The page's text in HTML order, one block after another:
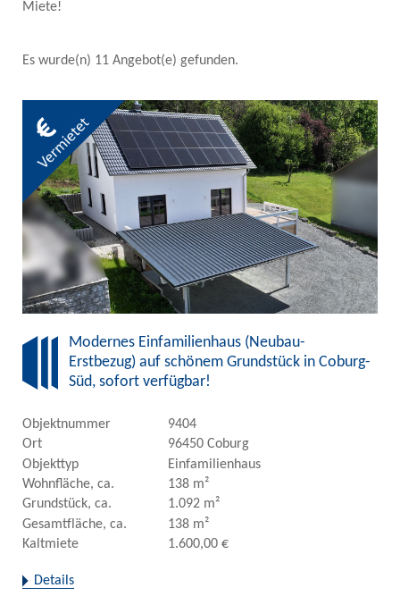
Miete!
Es wurde(n) 11 Angebot(e) gefunden.
Modernes Einfamilienhaus (Neubau-
Erstbezug) auf schönem Grundstück in Coburg-
Süd, sofort verfügbar!
Objektnummer
9404
Ort
96450 Coburg
Objekttyp
Einfamilienhaus
Wohnfläche, ca.
138 m²
Grundstück, ca.
1.092 m²
Gesamtfläche, ca.
138 m²
Kaltmiete
1.600,00 €
Details